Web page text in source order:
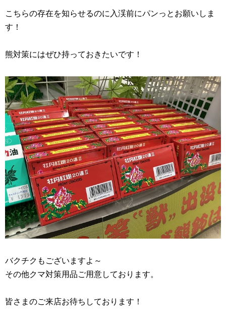
こちらの存在を知らせるのに入渓前にパンっとお願いしま
す！
熊対策にはぜひ持っておきたいです！
バクチクもございますよ～
その他クマ対策用品ご用意しております。
皆さまのご来店お待ちしております！